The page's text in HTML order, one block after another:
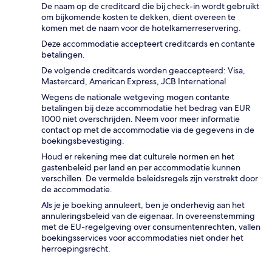
De naam op de creditcard die bij check-in wordt gebruikt
om bijkomende kosten te dekken, dient overeen te
komen met de naam voor de hotelkamerreservering.
Deze accommodatie accepteert creditcards en contante
betalingen.
De volgende creditcards worden geaccepteerd: Visa,
Mastercard, American Express, JCB International
Wegens de nationale wetgeving mogen contante
betalingen bij deze accommodatie het bedrag van EUR
1000 niet overschrijden. Neem voor meer informatie
contact op met de accommodatie via de gegevens in de
boekingsbevestiging.
Houd er rekening mee dat culturele normen en het
gastenbeleid per land en per accommodatie kunnen
verschillen. De vermelde beleidsregels zijn verstrekt door
de accommodatie.
Als je je boeking annuleert, ben je onderhevig aan het
annuleringsbeleid van de eigenaar. In overeenstemming
met de EU-regelgeving over consumentenrechten, vallen
boekingsservices voor accommodaties niet onder het
herroepingsrecht.